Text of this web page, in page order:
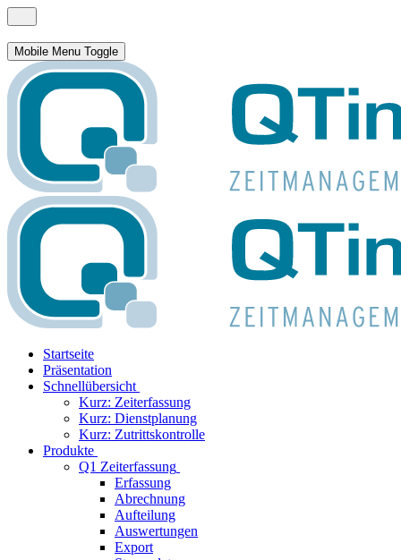
Mobile Menu Toggle
Startseite
Präsentation
Schnellübersicht
Kurz: Zeiterfassung
Kurz: Dienstplanung
Kurz: Zutrittskontrolle
Produkte
Q1 Zeiterfassung
Erfassung
Abrechnung
Aufteilung
Auswertungen
Export